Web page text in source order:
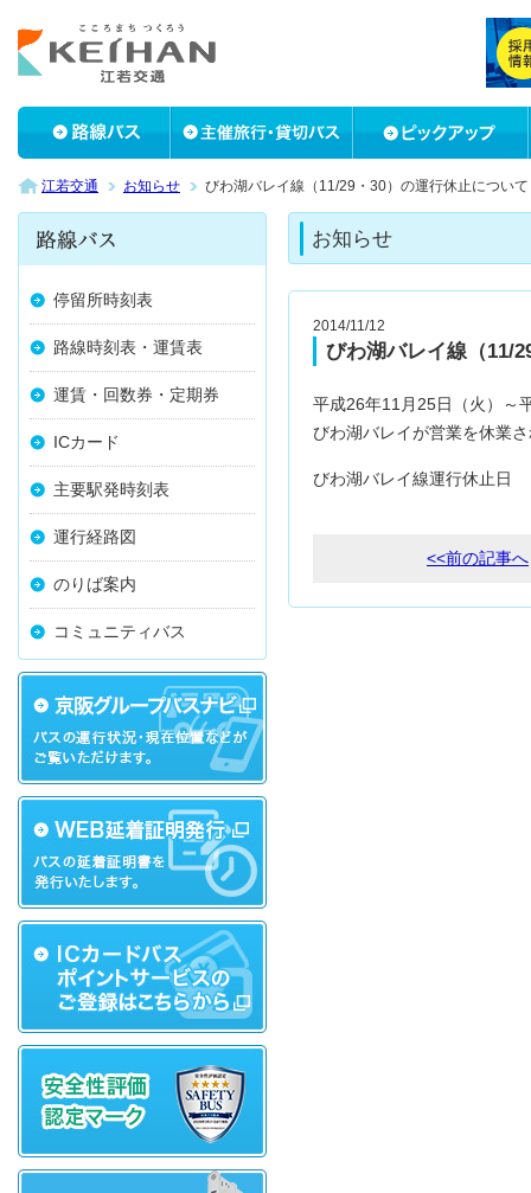
江若交通 お知らせ びわ湖バレイ線（11/29・30）の運行休止について
停留所時刻表
路線時刻表・運賃表
運賃・回数券・定期券
ICカード
主要駅発時刻表
運行経路図
のりば案内
コミュニティバス
お知らせ
2014/11/12
びわ湖バレイ線（11/
平成26年11月25日（火）～
びわ湖バレイが営業を休業
びわ湖バレイ線運行休止
<<前の記事へ